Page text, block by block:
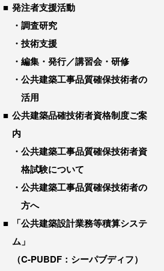
発注者支援活動
調査研究
技術支援
編集・発行／講習会・研修
公共建築工事品質確保技術者の
活用
公共建築品確技術者資格制度ご案
内
公共建築工事品質確保技術者資
格試験について
公共建築工事品質確保技術者の
方へ
「公共建築設計業務等積算システ
ム」
（C-PUBDF：シーパブディフ）